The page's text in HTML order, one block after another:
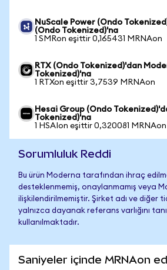
NuScale Power (Ondo
(Ondo Tokenized)'na
1 SMRon eşittir 0,165431 MRNAon
RTX (Ondo Tokenized)'dan
Tokenized)'na
1 RTXon eşittir 3,7539 MRNAon
Hesai Group (Ondo
Tokenized)'na
1 HSAIon eşittir 0,320081 MRNAon
Sorumluluk Reddi
Bu ürün Moderna tarafından ihraç
desteklenmemiş, onaylanmamış veya
ilişkilendirilmemiştir. Şirket adı ve diğer
yalnızca dayanak referans varlığını
kullanılmaktadır.
Saniyeler içinde MRNAon